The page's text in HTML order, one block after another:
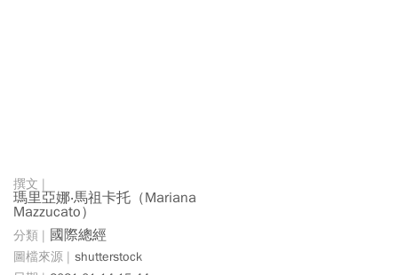
瑪里亞娜‧馬祖卡托（Mariana
Mazzucato）
國際總經
shutterstock